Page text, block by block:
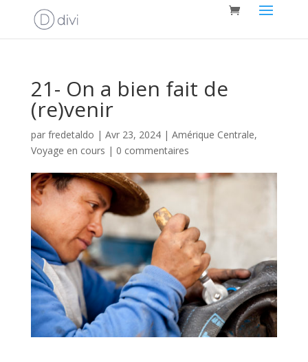
21- On a bien fait de
(re)venir
par fredetaldo | Avr 23, 2024| Amérique Centrale,
Voyage en cours | 0 commentaires